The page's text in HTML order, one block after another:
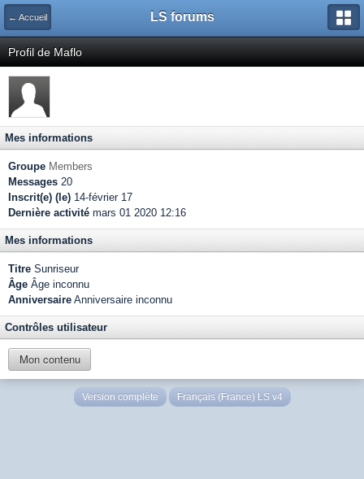
← Accueil LS forums
Profil de Maflo
Mes informations
Groupe Members
Messages 20
Inscrit(e) (le) 14-février 17
Dernière activité mars 01 2020 12:16
Mes informations
Titre Sunriseur
Âge Âge inconnu
Anniversaire Anniversaire inconnu
Contrôles utilisateur
Mon contenu
Version complète Français (France) LS v4